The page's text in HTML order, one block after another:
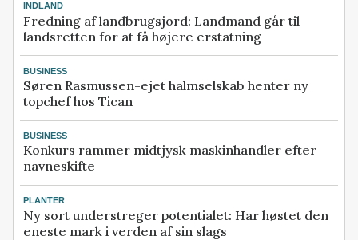
INDLAND
Fredning af landbrugsjord: Landmand går til
landsretten for at få højere erstatning
BUSINESS
Søren Rasmussen-ejet halmselskab henter ny
topchef hos Tican
BUSINESS
Konkurs rammer midtjysk maskinhandler efter
navneskifte
PLANTER
Ny sort understreger potentialet: Har høstet den
eneste mark i verden af sin slags